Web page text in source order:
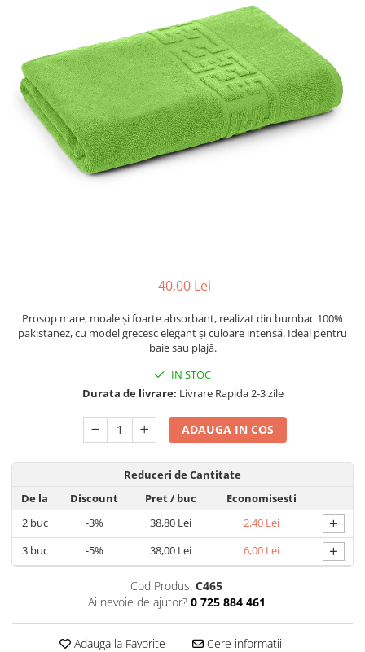
40,00 Lei
Prosop mare, moale și foarte absorbant, realizat din bumbac 100%
pakistanez, cu model grecesc elegant și culoare intensă. Ideal pentru
baie sau plajă.
IN STOC
Durata de livrare: Livrare Rapida 2-3 zile
ADAUGA IN COS
Reduceri de Cantitate
De la
Discount Pret/ buc
Economisesti
2buc -3% 38,80 Lei 2,40 Lei +
3buc -5% 38,00 Lei 6,00 Lei +
Cod Produs: C465
Ai nevoie de ajutor? 0 725 884 461
Adauga la Favorite Cere informatii